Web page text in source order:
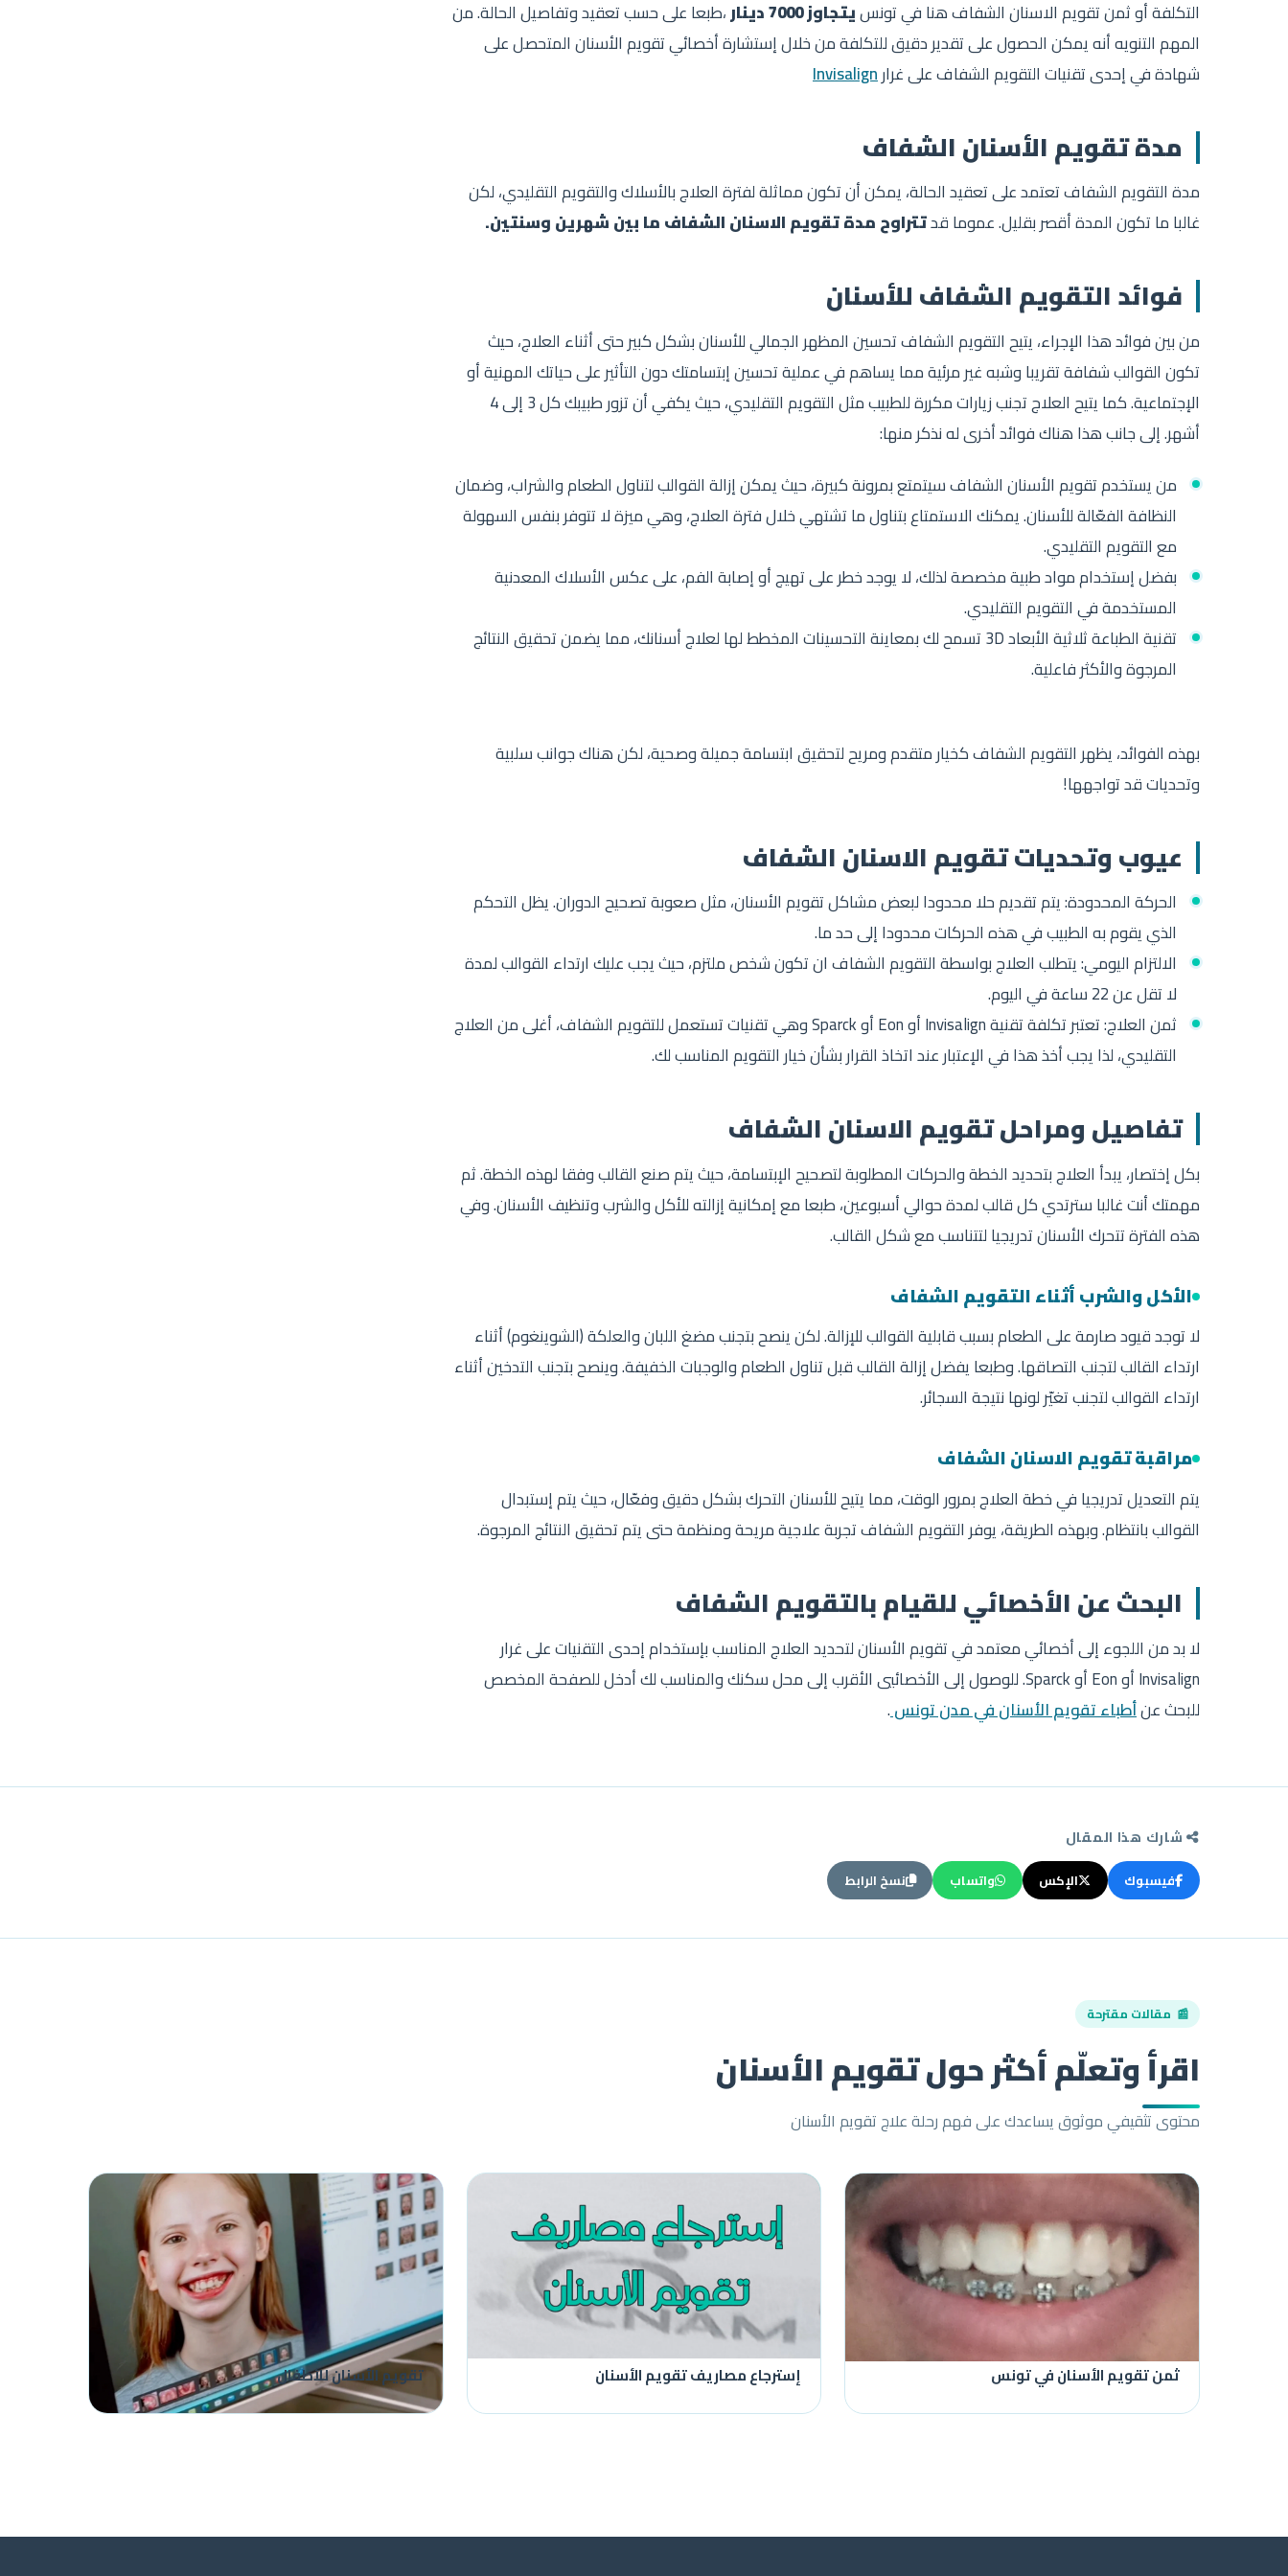
التكلفة أو ثمن تقويم الاسنان الشفاف هنا في تونسيتجاوز 7000 دينار
،طبعا على حسب تعقيد وتفاصيل الحالة. من
المهم التنويه أنه يمكن الحصول على تقدير دقيق للتكلفة من خلال إستشارة أخصائي تقويم الأسنان المتحصل على
شهادة في إحدى تقنيات التقويم الشفاف على غرارInvisalign
مدة تقويم الأسنان الشفاف
مدة التقويم الشفاف تعتمد على تعقيد الحالة، يمكن أن تكون مماثلة لفترة العلاج بالأسلاك والتقويم التقليدي، لكن
غالبا ما تكون المدة أقصر بقليل. عموما قدتتراوح مدة تقويم الاسنان الشفاف ما بين شهرين وسنتين.
فوائد التقويم الشفاف للأسنان
من بين فوائد هذا الإجراء، يتيح التقويم الشفاف تحسين المظهر الجمالي للأسنان بشكل كبير حتى أثناء العلاج، حيث
تكون القوالب شفافة تقريبا وشبه غير مرئية مما يساهم في عملية تحسين إبتسامتك دون التأثير على حياتك المهنية أو
الإجتماعية. كما يتيح العلاج تجنب زيارات مكررة للطبيب مثل التقويم التقليدي، حيث يكفي أن تزور طبيبك كل 3 إلى 4
أشهر. إلى جانب هذا هناك فوائد أخرى له نذكر منها:
من يستخدم تقويم الأسنان الشفاف سيتمتع بمرونة كبيرة، حيث يمكن إزالة القوالب لتناول الطعام والشراب، وضمان
النظافة الفعّالة للأسنان. يمكنك الاستمتاع بتناول ما تشتهي خلال فترة العلاج، وهي ميزة لا تتوفر بنفس السهولة
مع التقويم التقليدي.
بفضل إستخدام مواد طبية مخصصة لذلك، لا يوجد خطر على تهيج أو إصابة الفم، على عكس الأسلاك المعدنية
المستخدمة في التقويم التقليدي.
تقنية الطباعة ثلاثية الأبعاد 3D تسمح لك بمعاينة التحسينات المخطط لها لعلاج أسنانك، مما يضمن تحقيق النتائج
المرجوة والأكثر فاعلية.
بهذه الفوائد، يظهر التقويم الشفاف كخيار متقدم ومريح لتحقيق ابتسامة جميلة وصحية، لكن هناك جوانب سلبية
وتحديات قد تواجهها!
عيوب وتحديات تقويم الاسنان الشفاف
الحركة المحدودة: يتم تقديم حلا محدودا لبعض مشاكل تقويم الأسنان، مثل صعوبة تصحيح الدوران. يظل التحكم
الذي يقوم به الطبيب في هذه الحركات محدودا إلى حد ما.
الالتزام اليومي: يتطلب العلاج بواسطة التقويم الشفاف ان تكون شخص ملتزم، حيث يجب عليك ارتداء القوالب لمدة
لا تقل عن 22 ساعة في اليوم.
ثمن العلاج: تعتبر تكلفة تقنية Invisalign أو Eon أو Sparck وهي تقنيات تستعمل للتقويم الشفاف، أغلى من العلاج
التقليدي، لذا يجب أخذ هذا في الإعتبار عند اتخاذ القرار بشأن خيار التقويم المناسب لك.
تفاصيل ومراحل تقويم الاسنان الشفاف
بكل إختصار، يبدأ العلاج بتحديد الخطة والحركات المطلوبة لتصحيح الإبتسامة، حيث يتم صنع القالب وفقا لهذه الخطة. ثم
مهمتك أنت غالبا سترتدي كل قالب لمدة حوالي أسبوعين، طبعا مع إمكانية إزالته للأكل والشرب وتنظيف الأسنان. وفي
هذه الفترة تتحرك الأسنان تدريجيا لتتناسب مع شكل القالب.
الأكل والشرب أثناء التقويم الشفاف
لا توجد قيود صارمة على الطعام بسبب قابلية القوالب للإزالة. لكن ينصح بتجنب مضغ اللبان والعلكة (الشوينغوم) أثناء
ارتداء القالب لتجنب التصاقها. وطبعا يفضل إزالة القالب قبل تناول الطعام والوجبات الخفيفة. وينصح بتجنب التدخين أثناء
ارتداء القوالب لتجنب تغيّر لونها نتيجة السجائر.
مراقبة تقويم الاسنان الشفاف
يتم التعديل تدريجيا في خطة العلاج بمرور الوقت، مما يتيح للأسنان التحرك بشكل دقيق وفعّال، حيث يتم إستبدال
القوالب بانتظام. وبهذه الطريقة، يوفر التقويم الشفاف تجربة علاجية مريحة ومنظمة حتى يتم تحقيق النتائج المرجوة.
البحث عن الأخصائي للقيام بالتقويم الشفاف
لا بد من اللجوء إلى أخصائي معتمد في تقويم الأسنان لتحديد العلاج المناسب بإستخدام إحدى التقنيات على غرار
Invisalign أو Eon أو Sparck. للوصول إلى الأخصائيي الأقرب إلى محل سكنك والمناسب لك أدخل للصفحة المخصص
للبحث عنأطباء تقويم الأسنان في مدن تونس.
شارك هذا المقال
فيسبوك الإكس واتساب نسخ الرابط
📰 مقالات مقترحة
اقرأ وتعلّم أكثر حول تقويم الأسنان
محتوى تثقيفي موثوق يساعدك على فهم رحلة علاج تقويم الأسنان
ثمن تقويم الأسنان في تونس إسترجاع مصاريف تقويم الأسنان تقويم الأسنان للأطفال